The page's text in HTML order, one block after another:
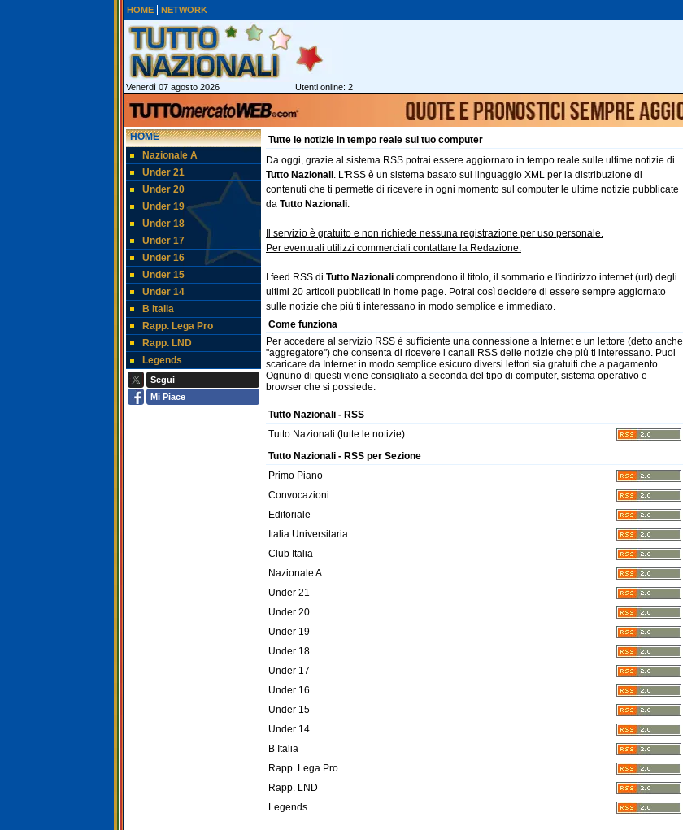
HOME NETWORK
Venerdì 07 agosto 2026 Utenti online: 2
HOME
Nazionale A
Under 21
Under 20
Under 19
Under 18
Under 17
Under 16
Under 15
Under 14
B Italia
Rapp. Lega Pro
Rapp. LND
Legends
Segui
Mi Piace
Tutte le notizie in tempo reale sul tuo computer
Da oggi, grazie al sistema RSS potrai essere aggiornato in tempo reale sulle ultime notizie di
Tutto Nazionali. L'RSS è un sistema basato sul linguaggio XML per la distribuzione di
contenuti che ti permette di ricevere in ogni momento sul computer le ultime notizie pubblicate
da Tutto Nazionali.
Il servizio è gratuito e non richiede nessuna registrazione per uso personale.
Per eventuali utilizzi commerciali contattare la Redazione.
I feed RSS di Tutto Nazionali comprendono il titolo, il sommario e l'indirizzo internet (url) degli
ultimi 20 articoli pubblicati in home page. Potrai così decidere di essere sempre aggiornato
sulle notizie che più ti interessano in modo semplice e immediato.
Come funziona
Per accedere al servizio RSS è sufficiente una connessione a Internet e un lettore (detto anche
"aggregatore") che consenta di ricevere i canali RSS delle notizie che più ti interessano. Puoi
scaricare da Internet in modo semplice esicuro diversi lettori sia gratuiti che a pagamento.
Ognuno di questi viene consigliato a seconda del tipo di computer, sistema operativo e
browser che si possiede.
Tutto Nazionali - RSS
Tutto Nazionali (tutte le notizie)
Tutto Nazionali - RSS per Sezione
Primo Piano
Convocazioni
Editoriale
Italia Universitaria
Club Italia
Nazionale A
Under 21
Under 20
Under 19
Under 18
Under 17
Under 16
Under 15
Under 14
B Italia
Rapp. Lega Pro
Rapp. LND
Legends